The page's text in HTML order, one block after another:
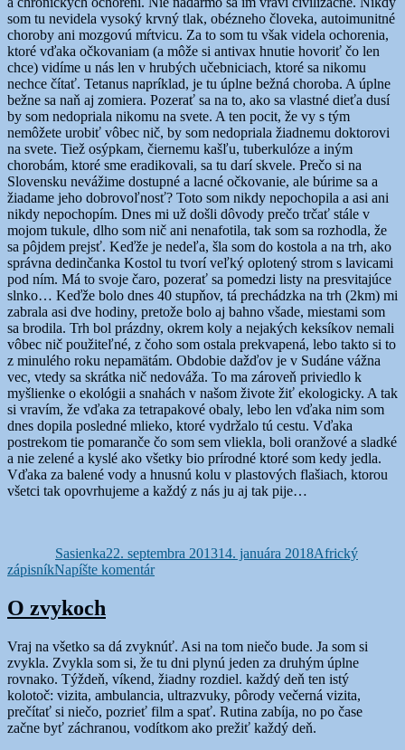
som tu nevidela vysoký krvný tlak, obézneho človeka, autoimunitné
choroby ani mozgovú mŕtvicu. Za to som tu však videla ochorenia,
ktoré vďaka očkovaniam (a môže si antivax hnutie hovoriť čo len
chce) vidíme u nás len v hrubých učebniciach, ktoré sa nikomu
nechce čítať. Tetanus napríklad, je tu úplne bežná choroba. A úplne
bežne sa naň aj zomiera. Pozerať sa na to, ako sa vlastné dieťa dusí
by som nedopriala nikomu na svete. A ten pocit, že vy s tým
nemôžete urobiť vôbec nič, by som nedopriala žiadnemu doktorovi
na svete. Tiež osýpkam, čiernemu kašľu, tuberkulóze a iným
chorobám, ktoré sme eradikovali, sa tu darí skvele. Prečo si na
Slovensku nevážime dostupné a lacné očkovanie, ale búrime sa a
žiadame jeho dobrovoľnosť? Toto som nikdy nepochopila a asi ani
nikdy nepochopím. Dnes mi už došli dôvody prečo trčať stále v
mojom tukule, dlho som nič ani nenafotila, tak som sa rozhodla, že
sa pôjdem prejsť. Keďže je nedeľa, šla som do kostola a na trh, ako
správna dedinčanka Kostol tu tvorí veľký oplotený strom s lavicami
pod ním. Má to svoje čaro, pozerať sa pomedzi listy na presvitajúce
slnko… Keďže bolo dnes 40 stupňov, tá prechádzka na trh (2km) mi
zabrala asi dve hodiny, pretože bolo aj bahno všade, miestami som
sa brodila. Trh bol prázdny, okrem koly a nejakých keksíkov nemali
vôbec nič použiteľné, z čoho som ostala prekvapená, lebo takto si to
z minulého roku nepamätám. Obdobie dažďov je v Sudáne vážna
vec, vtedy sa skrátka nič nedováža. To ma zároveň priviedlo k
myšlienke o ekológii a snahách v našom živote žiť ekologicky. A tak
si vravím, že vďaka za tetrapakové obaly, lebo len vďaka nim som
dnes dopila posledné mlieko, ktoré vydržalo tú cestu. Vďaka
postrekom tie pomaranče čo som sem vliekla, boli oranžové a sladké
a nie zelené a kyslé ako všetky bio prírodné ktoré som kedy jedla.
Vďaka za balené vody a hnusnú kolu v plastových flašiach, ktorou
všetci tak opovrhujeme a každý z nás ju aj tak pije…
Sasienka22. septembra 201314. januára 2018Africký
zápisníkNapíšte komentárk
O zvykoch
Vraj na všetko sa dá zvyknúť. Asi na tom niečo bude. Ja som si
zvykla. Zvykla som si, že tu dni plynú jeden za druhým úplne
rovnako. Týždeň, víkend, žiadny rozdiel. každý deň ten istý
kolotoč: vizita, ambulancia, ultrazvuky, pôrody večerná vizita,
prečítať si niečo, pozrieť film a spať. Rutina zabíja, no po čase
začne byť záchranou, vodítkom ako prežiť každý deň.